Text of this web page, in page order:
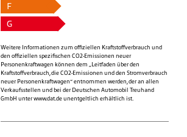
F
G
Weitere Informationen zum offiziellen Kraftstoffverbrauch und
den offiziellen spezifischen CO2-Emissionen neuer
Personenkraftwagen können dem „Leitfaden über den
Kraftstoffverbrauch, die CO2-Emissionen und den Stromverbrauch
neuer Personenkraftwagen“ entnommen werden, der an allen
Verkaufsstellen und bei der Deutschen Automobil Treuhand
GmbH unterwww.dat.de unentgeltlich erhältlich ist.